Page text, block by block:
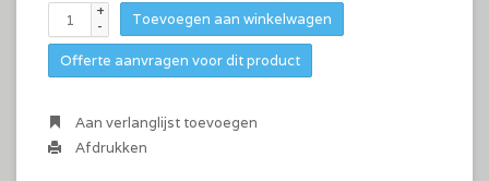
+
-
Toevoegen aan winkelwagen
Offerte aanvragen voor dit product
Aan verlanglijst toevoegen
Afdrukken